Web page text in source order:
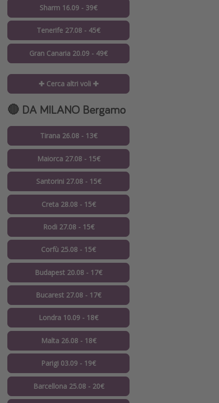
Sharm 16.09 - 39€
Tenerife 27.08 - 45€
Gran Canaria 20.09 - 49€
✚ Cerca altri voli ✚
🔴 DA MILANO Bergamo
Tirana 26.08 - 13€
Maiorca 27.08 - 15€
Santorini 27.08 - 15€
Creta 28.08 - 15€
Rodi 27.08 - 15€
Corfù 25.08 - 15€
Budapest 20.08 - 17€
Bucarest 27.08 - 17€
Londra 10.09 - 18€
Malta 26.08 - 18€
Parigi 03.09 - 19€
Barcellona 25.08 - 20€